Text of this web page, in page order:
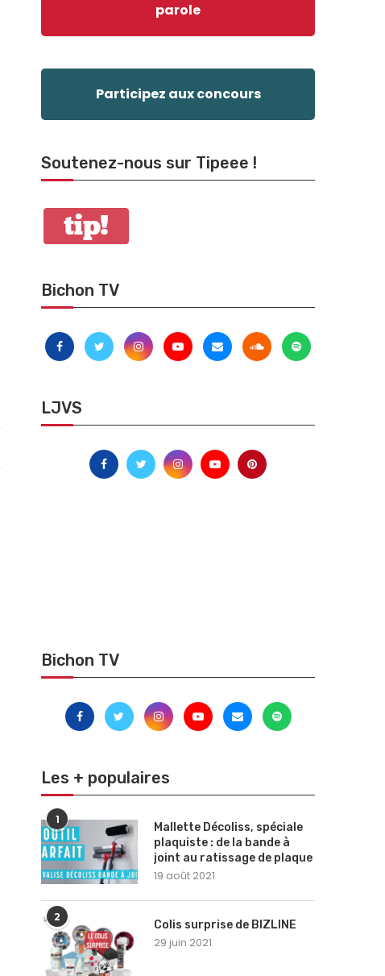
parole
Participez aux concours
Soutenez-nous sur Tipeee !
Bichon TV
LJVS
Bichon TV
Les + populaires
1
Mallette Décoliss, spéciale
plaquiste : de la bande à
joint au ratissage de plaque
19 août 2021
2
Colis surprise de BIZLINE
29 juin 2021